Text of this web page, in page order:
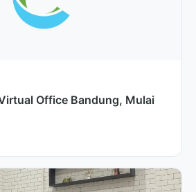
Office Bandung, Mulai